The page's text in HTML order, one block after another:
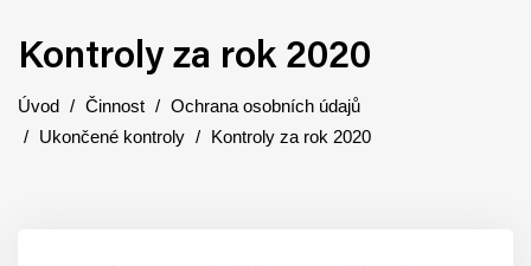
Kontroly za rok 2020
Úvod Činnost
Ochrana osobních údajů
Ukončené kontroly
Kontroly za rok 2020